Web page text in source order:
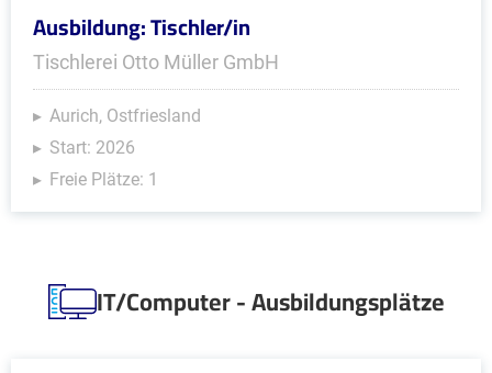
Ausbildung: Tischler/in
Tischlerei Otto Müller GmbH
Aurich, Ostfriesland
Start: 2026
Freie Plätze: 1
IT/Computer - Ausbildungsplätze